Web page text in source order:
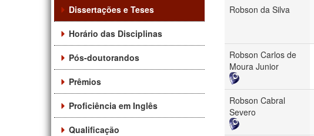
Dissertações e Teses
Horário das Disciplinas
Pós-doutorandos
Prêmios
Proficiência em Inglês
Qualificação
Robson da Silva
Robson Carlos de
Moura Junior
Robson Cabral
Severo